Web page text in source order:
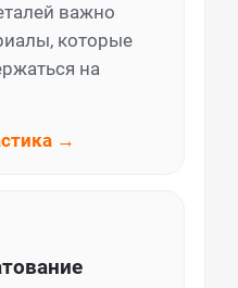
важно
которые
на
→